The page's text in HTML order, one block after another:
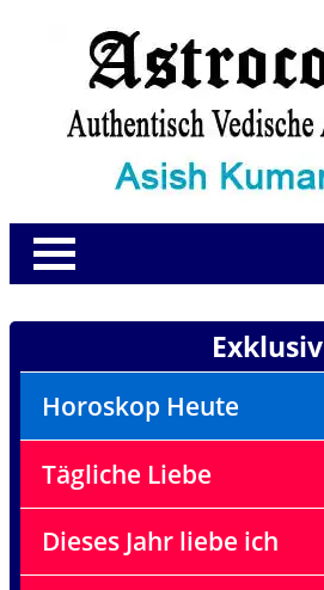
Exklusiv
Horoskop Heute
Tägliche Liebe
Dieses Jahr liebe ich